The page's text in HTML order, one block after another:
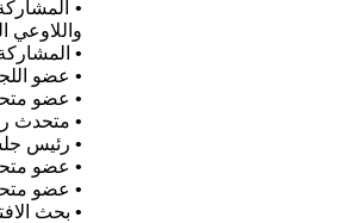
واللاوعي
• المشاركة
• عضو
• عضو
• متحدث رئيس في
• رئيس
• عضو
• عضو
• بحث